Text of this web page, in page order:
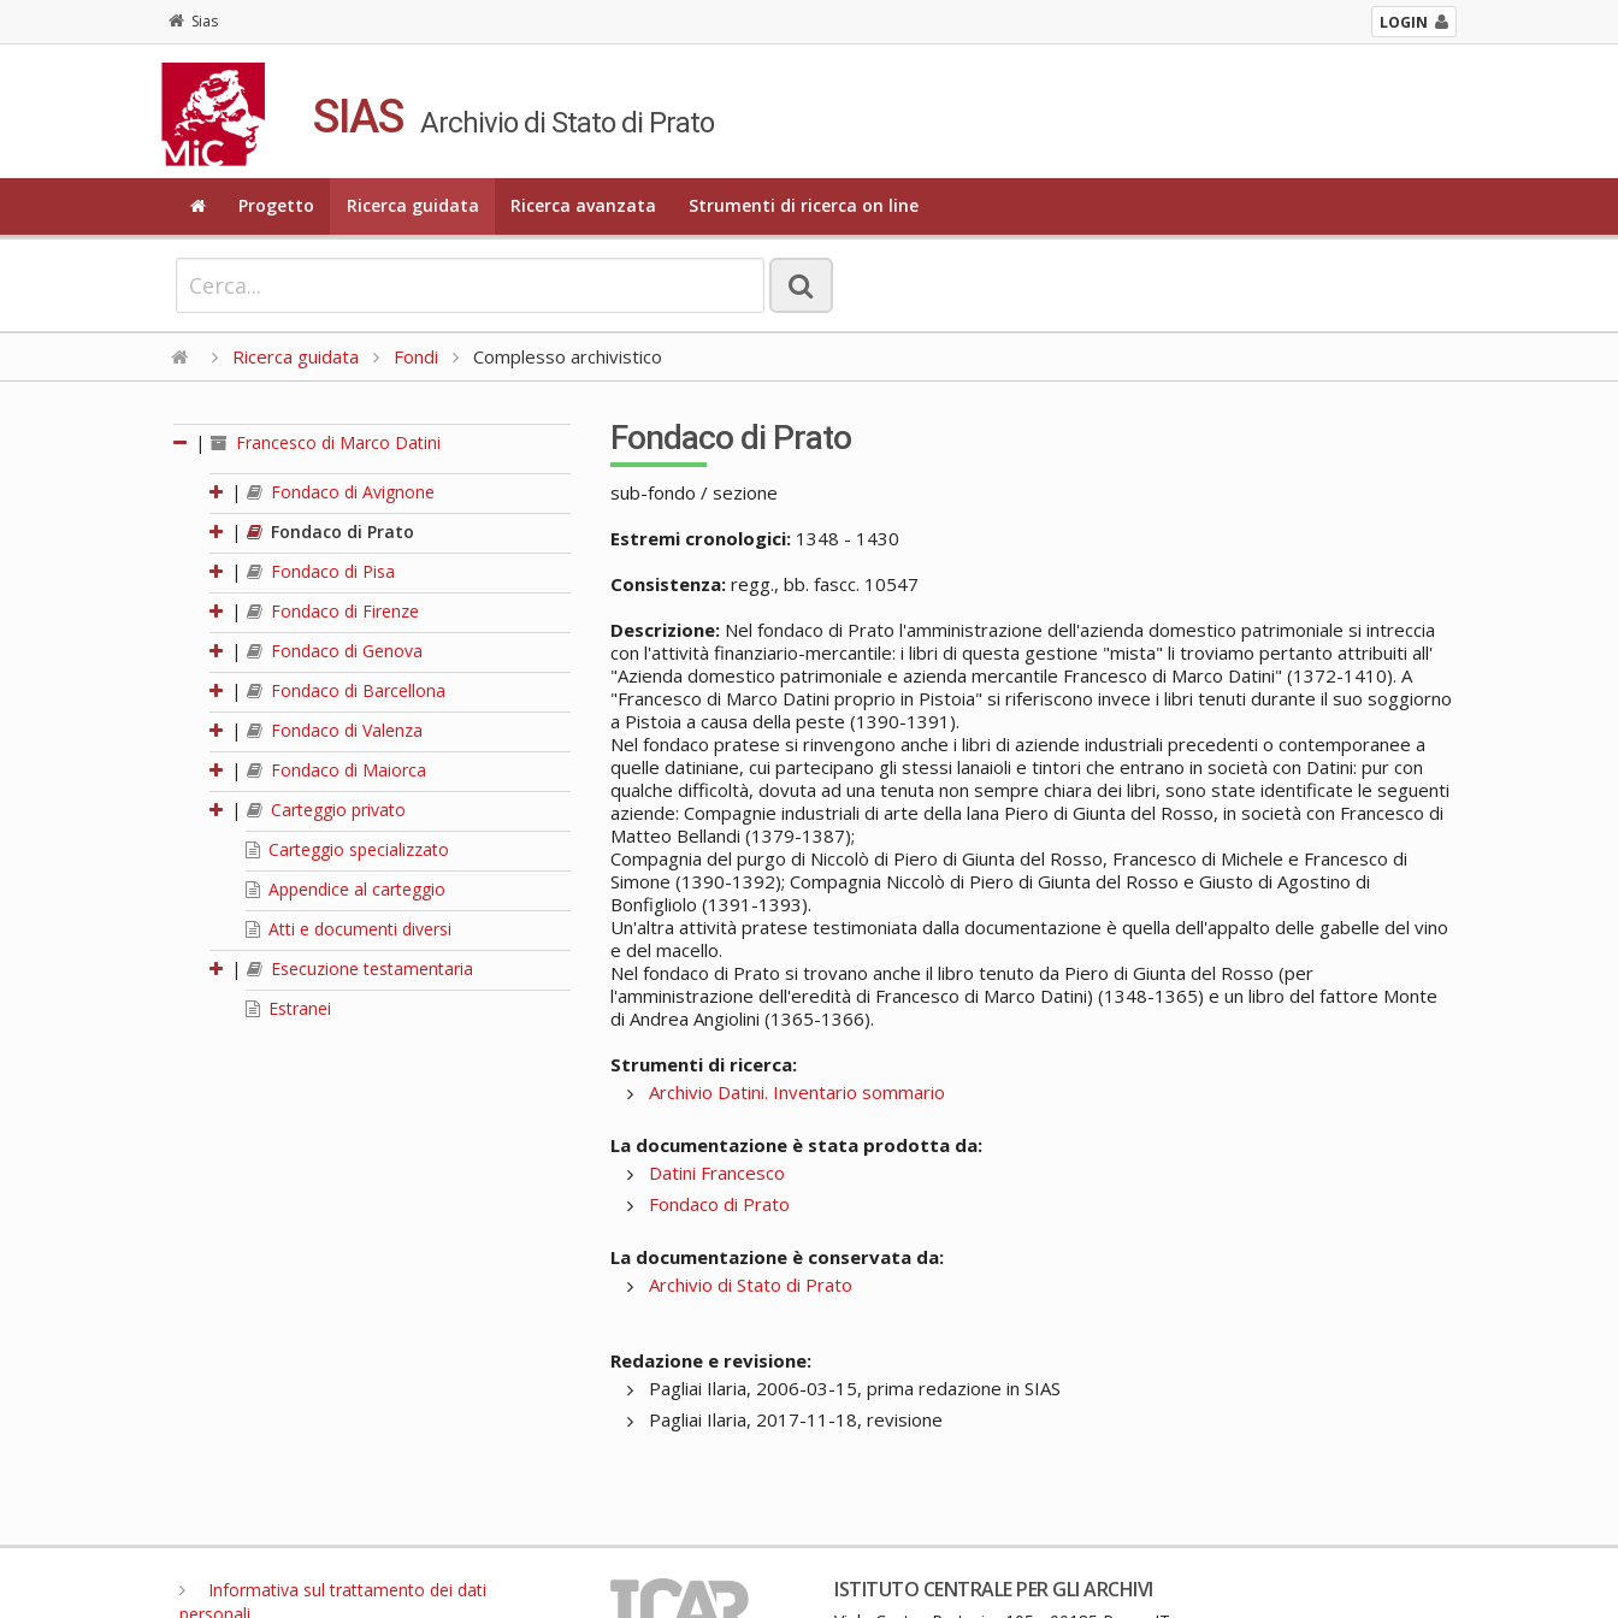
Sias LOGIN
SIAS Archivio di Stato di Prato
Progetto Ricerca guidata Ricerca avanzata Strumenti di ricerca on line
Ricerca guidata Fondi Complesso archivistico
| Francesco di Marco Datini
|
Fondaco di Avignone
|
Fondaco di Prato
|
Fondaco di Pisa
|
Fondaco di Firenze
|
Fondaco di Genova
|
Fondaco di Barcellona
|
Fondaco di Valenza
|
Fondaco di Maiorca
|
Carteggio privato
Carteggio specializzato
Appendice al carteggio
Atti e documenti diversi
|
Esecuzione testamentaria
Estranei
Fondaco di Prato
sub-fondo / sezione
Estremi cronologici: 1348 - 1430
Consistenza: regg., bb. fascc. 10547
Descrizione: Nel fondaco di Prato l'amministrazione dell'azienda domestico patrimoniale si intreccia
con l'attività finanziario-mercantile: i libri di questa gestione "mista" li troviamo pertanto attribuiti all'
"Azienda domestico patrimoniale e azienda mercantile Francesco di Marco Datini" (1372-1410). A
"Francesco di Marco Datini proprio in Pistoia" si riferiscono invece i libri tenuti durante il suo soggiorno
a Pistoia a causa della peste (1390-1391).
Nel fondaco pratese si rinvengono anche i libri di aziende industriali precedenti o contemporanee a
quelle datiniane, cui partecipano gli stessi lanaioli e tintori che entrano in società con Datini: pur con
qualche difficoltà, dovuta ad una tenuta non sempre chiara dei libri, sono state identificate le seguenti
aziende: Compagnie industriali di arte della lana Piero di Giunta del Rosso, in società con Francesco di
Matteo Bellandi (1379-1387);
Compagnia del purgo di Niccolò di Piero di Giunta del Rosso, Francesco di Michele e Francesco di
Simone (1390-1392); Compagnia Niccolò di Piero di Giunta del Rosso e Giusto di Agostino di
Bonfigliolo (1391-1393).
Un'altra attività pratese testimoniata dalla documentazione è quella dell'appalto delle gabelle del vino
e del macello.
Nel fondaco di Prato si trovano anche il libro tenuto da Piero di Giunta del Rosso (per
l'amministrazione dell'eredità di Francesco di Marco Datini) (1348-1365) e un libro del fattore Monte
di Andrea Angiolini (1365-1366).
Strumenti di ricerca:
Archivio Datini. Inventario sommario
La documentazione è stata prodotta da:
Datini Francesco
Fondaco di Prato
La documentazione è conservata da:
Archivio di Stato di Prato
Redazione e revisione:
Pagliai Ilaria, 2006-03-15, prima redazione in SIAS
Pagliai Ilaria, 2017-11-18, revisione
Informativa sul trattamento dei dati
ISTITUTO CENTRALE PER GLI ARCHIVI